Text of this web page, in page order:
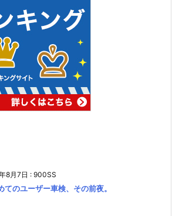
8月7日 : 900SS
てのユーザー車検、その前夜。